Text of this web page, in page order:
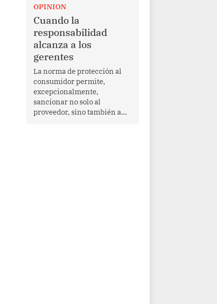
Más allá de su dimensión
religiosa, esta gira
representa una oportunidad
para reafirmar el valor del
diálogo, fortalecer los
vínculos entre los pueblos y
proyectar una imagen de
cooperación en una región
que enfrenta desafíos en
materia de desarrollo,
cohesión social y
gobernabilidad.
OPINION
Cuando la
responsabilidad
alcanza a los
gerentes
La norma de protección al
consumidor permite,
excepcionalmente,
sancionar no solo al
proveedor, sino también a